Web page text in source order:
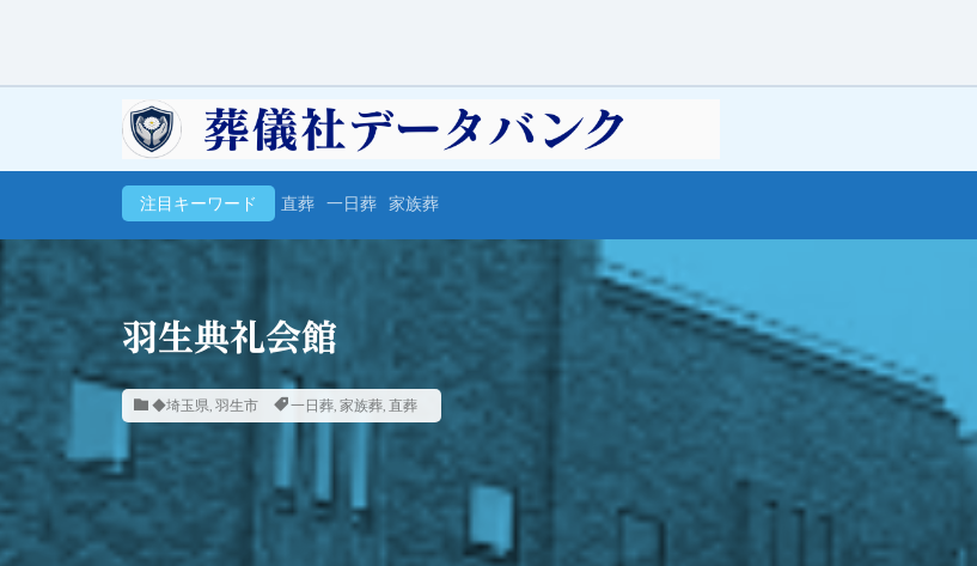
注目キーワード 直葬 一日葬 家族葬
羽生典礼会館
◆埼玉県, 羽生市 一日葬, 家族葬, 直葬